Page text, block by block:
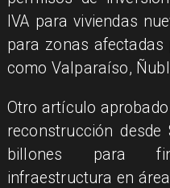
IVA para viviendas
para zonas afectadas
como Valparaíso,
Otro artículo
reconstrucción
billones para
infraestructura en